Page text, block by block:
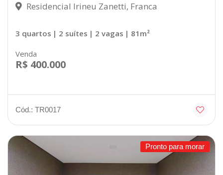
Residencial Irineu Zanetti, Franca
3 quartos | 2 suítes | 2 vagas | 81m²
Venda
R$ 400.000
Cód.: TR0017
Pronto para morar